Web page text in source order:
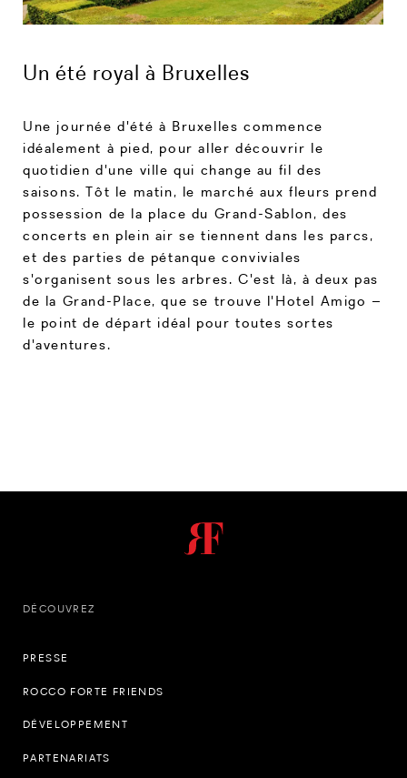
Un été royal à Bruxelles
Une journée d'été à Bruxelles commence
idéalement à pied, pour aller découvrir le
quotidien d'une ville qui change au fil des
saisons. Tôt le matin, le marché aux fleurs prend
possession de la place du Grand-Sablon, des
concerts en plein air se tiennent dans les parcs,
et des parties de pétanque conviviales
s'organisent sous les arbres. C'est là, à deux pas
de la Grand-Place, que se trouve l'Hotel Amigo –
le point de départ idéal pour toutes sortes
d'aventures.
DÉCOUVREZ
PRESSE
ROCCO FORTE FRIENDS
DÉVELOPPEMENT
PARTENARIATS